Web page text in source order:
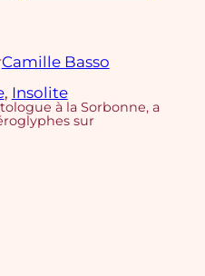
Camille Basso
, Insolite
à la Sorbonne, a
sur